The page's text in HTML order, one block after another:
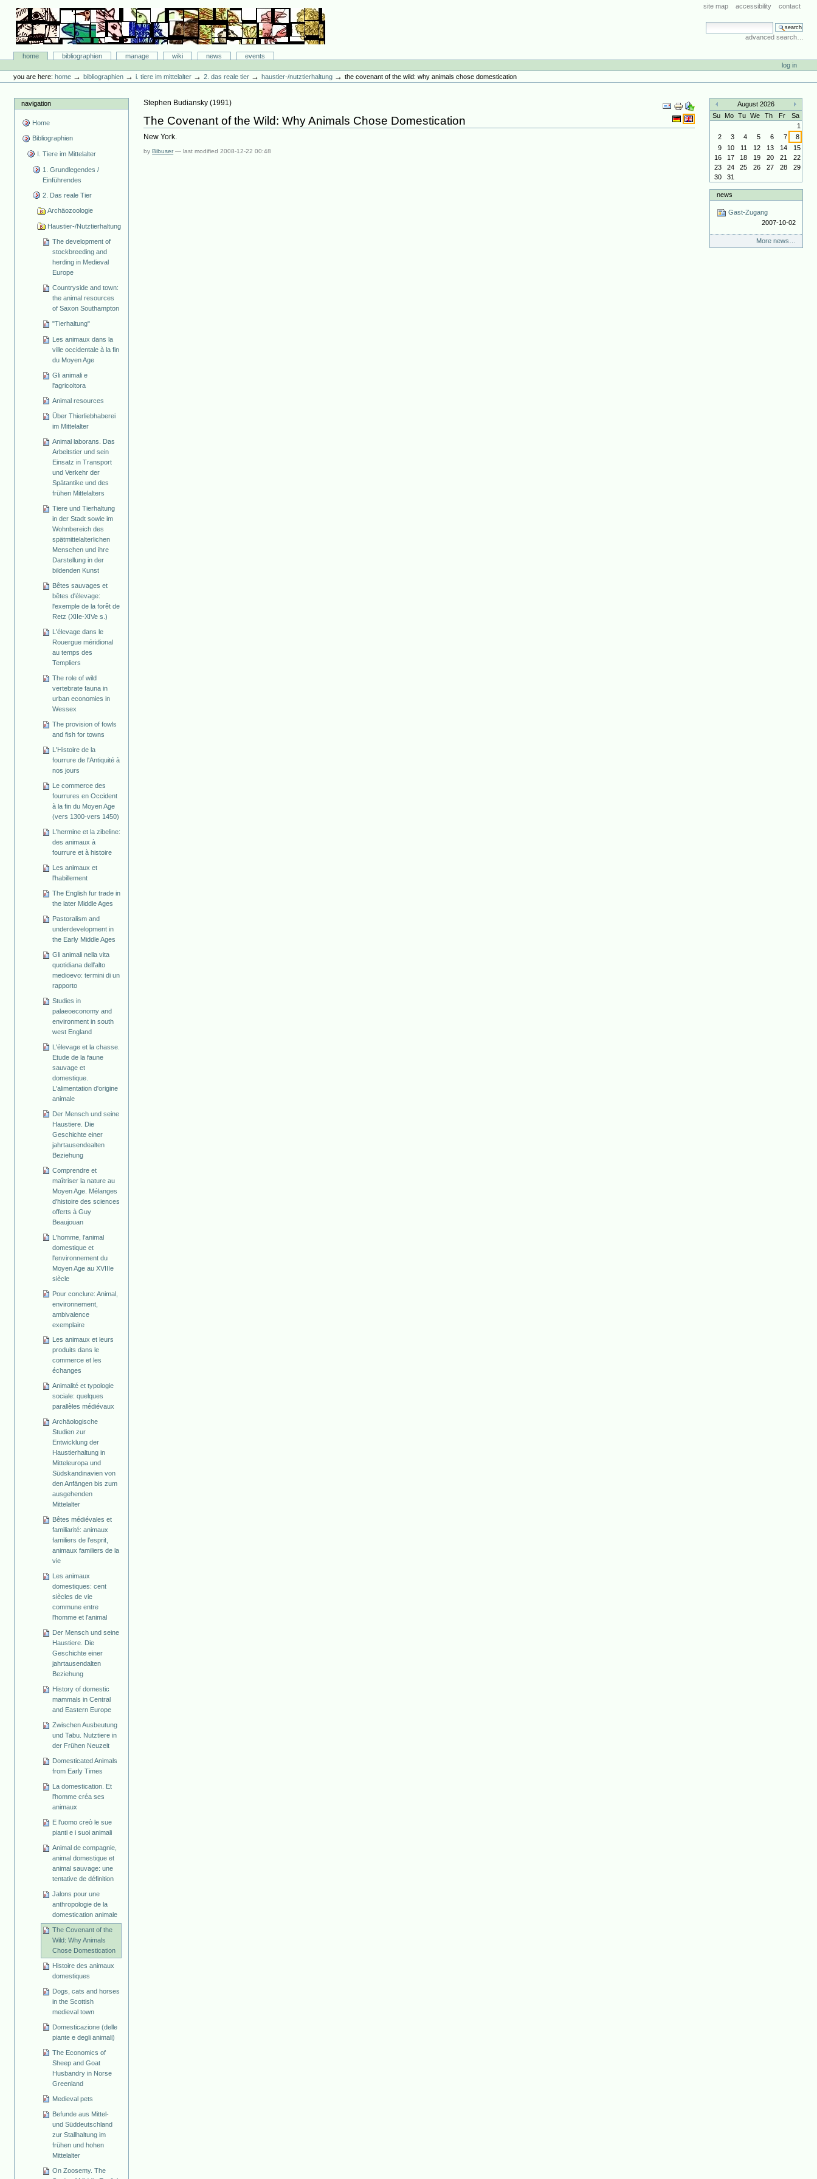
content.
navigation
site map accessibility contact
search site
advanced search…
Bibliographie-Portal
Sectionshome bibliographien manage wiki news
events
tools
log in
you are here: home →bibliographien →i. tiere im mittelalter →2. das reale tier →haustier-/nutztierhaltung →the covenant of the wild: why animals chose domestication
navigation
Home
Bibliographien
I. Tiere im Mittelalter
1. Grundlegendes /
Einführendes
2. Das reale Tier
Archäozoologie
Haustier-/Nutztierhaltung
The development of
stockbreeding and
herding in Medieval
Europe
Countryside and town:
the animal resources
of Saxon Southampton
"Tierhaltung"
Les animaux dans la
ville occidentale à la fin
du Moyen Age
Gli animali e
l'agricoltora
Animal resources
Über Thierliebhaberei
im Mittelalter
Animal laborans. Das
Arbeitstier und sein
Einsatz in Transport
und Verkehr der
Spätantike und des
frühen Mittelalters
Tiere und Tierhaltung
in der Stadt sowie im
Wohnbereich des
spätmittelalterlichen
Menschen und ihre
Darstellung in der
bildenden Kunst
Bêtes sauvages et
bêtes d'élevage:
l'exemple de la forêt de
Retz (XIIe-XIVe s.)
L'élevage dans le
Rouergue méridional
au temps des
Templiers
The role of wild
vertebrate fauna in
urban economies in
Wessex
The provision of fowls
and fish for towns
L'Histoire de la
fourrure de l'Antiquité à
nos jours
Le commerce des
fourrures en Occident
à la fin du Moyen Age
(vers 1300-vers 1450)
L'hermine et la zibeline:
des animaux à
fourrure et à histoire
Les animaux et
l'habillement
The English fur trade in
the later Middle Ages
Pastoralism and
underdevelopment in
the Early Middle Ages
Gli animali nella vita
quotidiana dell'alto
medioevo: termini di un
rapporto
Studies in
palaeoeconomy and
environment in south
west England
L'élevage et la chasse.
Etude de la faune
sauvage et
domestique.
L'alimentation d'origine
animale
Der Mensch und seine
Haustiere. Die
Geschichte einer
jahrtausendealten
Beziehung
Comprendre et
maîtriser la nature au
Moyen Age. Mélanges
d'histoire des sciences
offerts à Guy
Beaujouan
L'homme, l'animal
domestique et
l'environnement du
Moyen Age au XVIIIe
siècle
Pour conclure: Animal,
environnement,
ambivalence
exemplaire
Les animaux et leurs
produits dans le
commerce et les
échanges
Animalité et typologie
sociale: quelques
parallèles médiévaux
Archäologische
Studien zur
Entwicklung der
Haustierhaltung in
Mitteleuropa und
Südskandinavien von
den Anfängen bis zum
ausgehenden
Mittelalter
Bêtes médiévales et
familiarité: animaux
familiers de l'esprit,
animaux familiers de la
vie
Les animaux
domestiques: cent
siècles de vie
commune entre
l'homme et l'animal
Der Mensch und seine
Haustiere. Die
Geschichte einer
jahrtausendalten
Beziehung
History of domestic
mammals in Central
and Eastern Europe
Zwischen Ausbeutung
und Tabu. Nutztiere in
der Frühen Neuzeit
Domesticated Animals
from Early Times
La domestication. Et
l'homme créa ses
animaux
E l'uomo creò le sue
pianti e i suoi animali
Animal de compagnie,
animal domestique et
animal sauvage: une
tentative de définition
Jalons pour une
anthropologie de la
domestication animale
The Covenant of the
Wild: Why Animals
Chose Domestication
Histoire des animaux
domestiques
Dogs, cats and horses
in the Scottish
medieval town
Domesticazione (delle
piante e degli animali)
The Economics of
Sheep and Goat
Husbandry in Norse
Greenland
Medieval pets
Befunde aus Mittel-
und Süddeutschland
zur Stallhaltung im
frühen und hohen
Mittelalter
On Zoosemy. The
Document
Actions
Stephen Budiansky (1991)
The Covenant of the Wild: Why Animals Chose Domestication
New York.
byBibuser —last modified2008-12-22 00:48
«
August 2026
»
Su Mo Tu We Th Fr
Sa
1
2
3 4 5 6 7
8
9
10 11 12 13 14
15
16
17 18 19 20 21
22
23
24 25 26 27 28
29
30
31
news
Gast-Zugang
2007-10-02
More news…